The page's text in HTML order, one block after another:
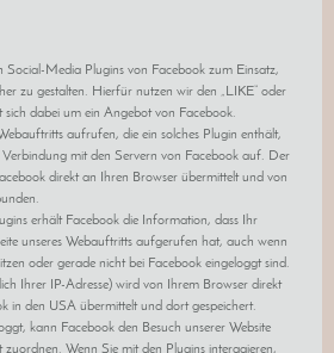
Social-Media Plugins von Facebook zum Einsatz,
zu gestalten. Hierfür nutzen wir den „LIKE“ oder
sich dabei um ein Angebot von Facebook.
aufrufen, die ein solches Plugin enthält,
mit den Servern von Facebook auf. Der
direkt an Ihren Browser übermittelt und von
erhält Facebook die Information, dass Ihr
unseres Webauftritts aufgerufen hat, auch wenn
oder gerade nicht bei Facebook eingeloggt sind.
Ihrer IP-Adresse) wird von Ihrem Browser direkt
in den USA übermittelt und dort gespeichert.
kann Facebook den Besuch unserer Website
zuordnen. Wenn Sie mit den Plugins interagieren,